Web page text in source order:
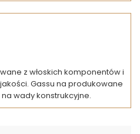
z włoskich komponentów i
Gassu na produkowane
wady konstrukcyjne.